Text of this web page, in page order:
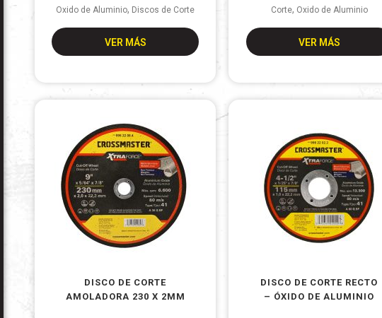
Oxido de Aluminio, Discos de Corte
VER MÁS
Corte, Oxido de Aluminio
VER MÁS
DISCO DE CORTE
AMOLADORA 230 X 2MM
DISCO DE CORTE RECTO
– ÓXIDO DE ALUMINIO